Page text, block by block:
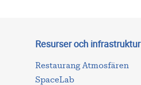
Resurser och infrastruktur
Restaurang Atmosfären
SpaceLab